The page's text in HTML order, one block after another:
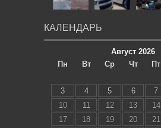
КАЛЕНДАРЬ
Август 2026
Пн
Вт Ср Чт Пт
3
4 5 6 7
10
11 12 13 14
17
18 19 20 21